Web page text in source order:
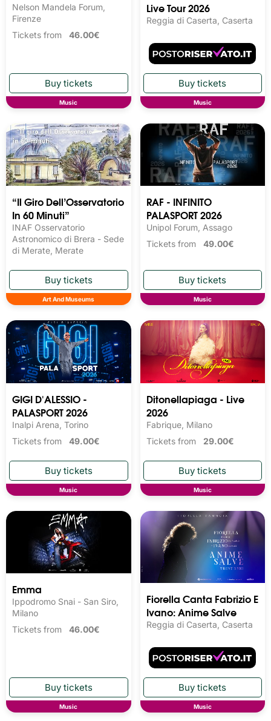
Nelson Mandela Forum,
Firenze
Tickets from 46.00€
Music
Live Tour 2026
Reggia di Caserta, Caserta
Music
“Il Giro Dell’Osservatorio
In 60 Minuti”
INAF Osservatorio
Astronomico di Brera - Sede
di Merate, Merate
Art And Museums
RAF - INFINITO
PALASPORT 2026
Unipol Forum, Assago
Tickets from 49.00€
Music
GIGI D'ALESSIO -
PALASPORT 2026
Inalpi Arena, Torino
Tickets from 49.00€
Music
Ditonellapiaga - Live
2026
Fabrique, Milano
Tickets from 29.00€
Music
Emma
Ippodromo Snai - San Siro,
Milano
Tickets from 46.00€
Music
Fiorella Canta Fabrizio E
Ivano: Anime Salve
Reggia di Caserta, Caserta
Music